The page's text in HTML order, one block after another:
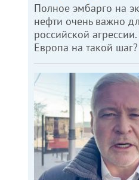
Полное эмбарго на
нефти очень важно
российской
Европа на такой шаг?